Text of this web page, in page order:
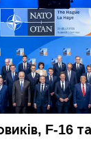
F-16